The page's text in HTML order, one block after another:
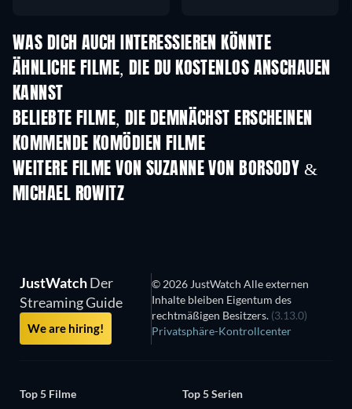
WAS DICH AUCH INTERESSIEREN KÖNNTE
ÄHNLICHE FILME, DIE DU KOSTENLOS ANSCHAUEN
KANNST
BELIEBTE FILME, DIE DEMNÄCHST ERSCHEINEN
KOMMENDE KOMÖDIEN FILME
WEITERE FILME VON SUZANNE VON BORSODY &
MICHAEL ROWITZ
JustWatchDer
Streaming Guide
We are hiring!
© 2026 JustWatch Alle externen
Inhalte bleiben Eigentum des
rechtmäßigen Besitzers. (3.13.0)
Privatsphäre-Kontrollcenter
Top 5 Filme
Top 5 Serien